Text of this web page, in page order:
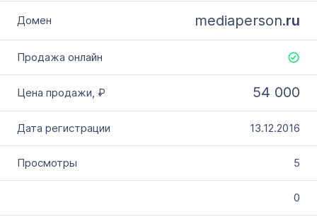
mediaperson.ru
54 000
13.12.2016
5
0